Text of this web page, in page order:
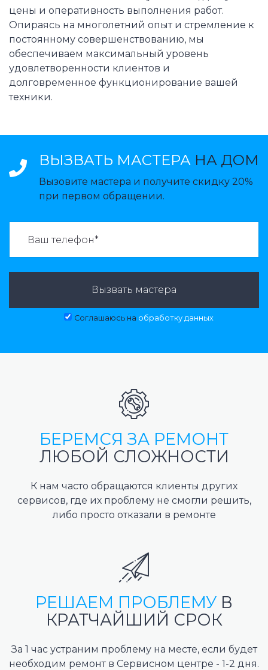
цены и оперативность выполнения работ.
Опираясь на многолетний опыт и стремление к
постоянному совершенствованию, мы
обеспечиваем максимальный уровень
удовлетворенности клиентов и
долговременное функционирование вашей
техники.
ВЫЗВАТЬ МАСТЕРА НА ДОМ
Вызовите мастера и получите скидку 20%
при первом обращении.
Вызвать мастера
Соглашаюсь на обработку данных
БЕРЕМСЯ ЗА РЕМОНТ
ЛЮБОЙ СЛОЖНОСТИ
К нам часто обращаются клиенты других
сервисов, где их проблему не смогли решить,
либо просто отказали в ремонте
РЕШАЕМ ПРОБЛЕМУ В
КРАТЧАЙШИЙ СРОК
За 1 час устраним проблему на месте, если будет
необходим ремонт в Сервисном центре - 1-2 дня.